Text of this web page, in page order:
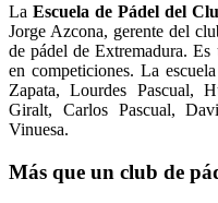
La Escuela de Pádel del
Jorge Azcona, gerente del
de pádel de Extremadura. Es
en competiciones. La
Zapata, Lourdes Pascual,
Giralt, Carlos Pascual,
Vinuesa.
Más que un club de